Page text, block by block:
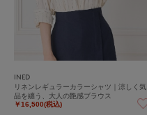
INED
リネンレギュラーカラーシャツ｜涼しく気
品を纏う、大人の艶感ブラウス
￥16,500(税込)